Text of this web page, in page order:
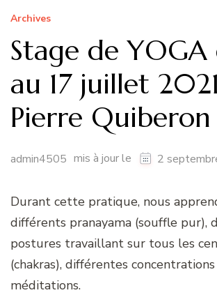
Archives
Stage de YOGA
au 17 juillet
Pierre Quiberon
admin4505 mis à jour le 2
Durant cette pratique, nous
différents pranayama (souffle pur),
postures travaillant sur tous les
(chakras), différentes
méditations.